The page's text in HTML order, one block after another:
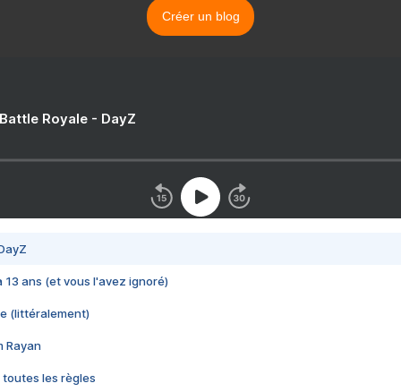
Créer un blog
Royale - DayZ
13 ans (et vous l'avez ignoré)
(littéralement)
Rayan
toutes les règles